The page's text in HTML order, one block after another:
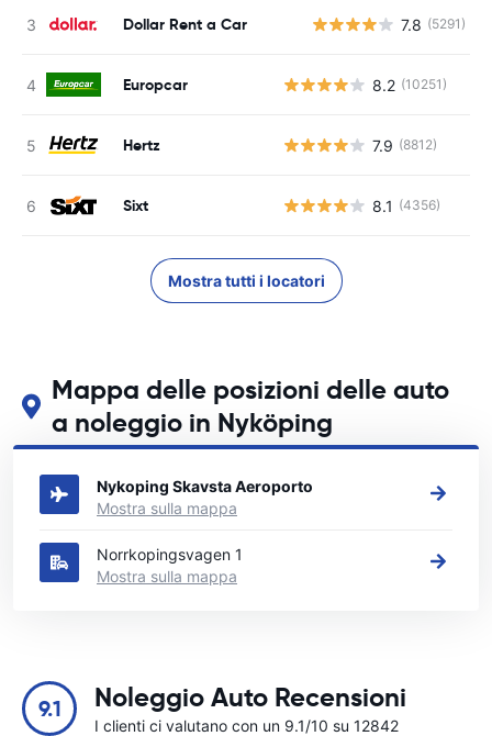
Dollar Rent a Car 7.8 (5291)
Europcar 8.2 (10251)
Hertz 7.9 (8812)
Sixt 8.1 (4356)
Mostra tutti i locatori
Mappa delle posizioni delle auto
a noleggio in Nyköping
Guarda le nostre principali sedi di autonoleggio in Nyköping
Nykoping Skavsta Aeroporto
Mostra sulla mappa
Norrkopingsvagen 1
Mostra sulla mappa
9.1 Noleggio Auto Recensioni
I clienti ci valutano con un 9.1/10 su 12842